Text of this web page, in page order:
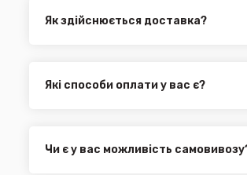
Як здійснюється доставка?
Нова Пошта (термін доставки 1 - 3
Укр. Пошта (термін доставки 1 - 3
машин, наприклад бампера і спідниці і
Які способи оплати у вас є?
Чи є у вас можливість